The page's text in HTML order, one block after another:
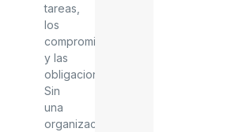
tareas,
los
compromisos
y las
obligaciones.
Sin
una
organización